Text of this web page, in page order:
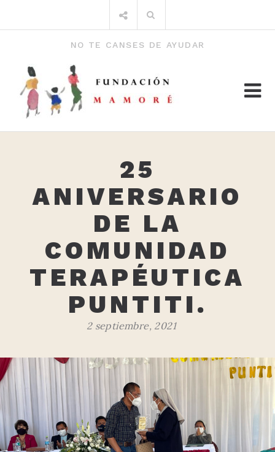
por:
NO TE CANSES DE AYUDAR
25
ANIVERSARIO
DE LA
COMUNIDAD
TERAPÉUTICA
PUNTITI.
2 septiembre, 2021